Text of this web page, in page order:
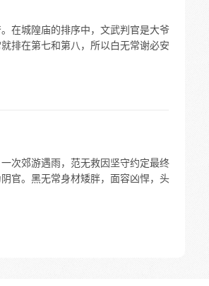
在城隍庙的排序中，文武判官是大爷
排在第七和第八，所以白无常谢必安
次郊游遇雨，范无救因坚守约定最终
官。黑无常身材矮胖，面容凶悍，头